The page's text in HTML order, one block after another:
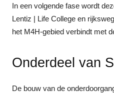
In een volgende fase wordt
Lentiz | Life College en
het M4H‑gebied verbindt met
Onderdeel van
De bouw van de